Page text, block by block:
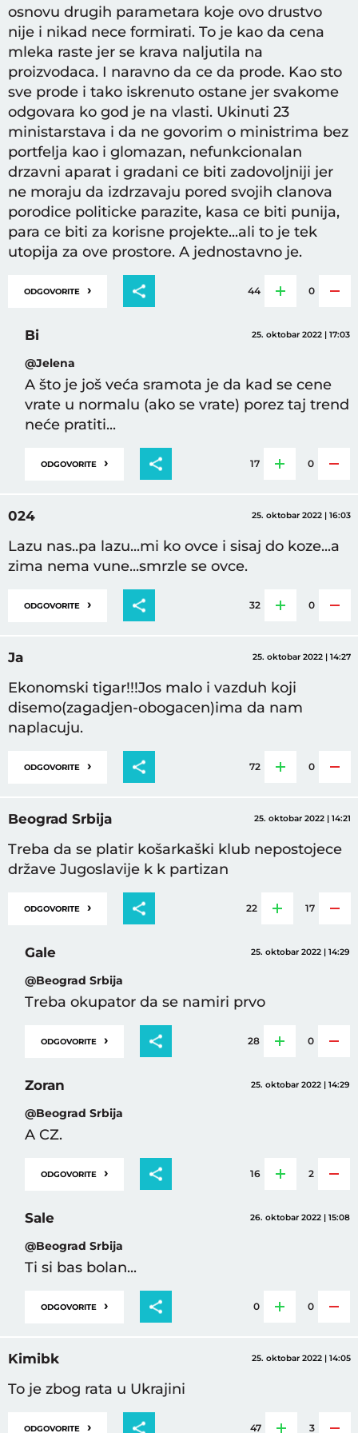
osnovu drugih parametara koje ovo drustvo
nije i nikad nece formirati. To je kao da cena
mleka raste jer se krava naljutila na
proizvodaca. I naravno da ce da prode. Kao sto
sve prode i tako iskrenuto ostane jer svakome
odgovara ko god je na vlasti. Ukinuti 23
ministarstava i da ne govorim o ministrima bez
portfelja kao i glomazan, nefunkcionalan
drzavni aparat i gradani ce biti zadovoljniji jer
ne moraju da izdrzavaju pored svojih clanova
porodice politicke parazite, kasa ce biti punija,
para ce biti za korisne projekte...ali to je tek
utopija za ove prostore. A jednostavno je.
ODGOVORITE › 44 0
25. oktobar 2022 | 17:03
Bi
@Jelena
A što je još veća sramota je da kad se cene
vrate u normalu (ako se vrate) porez taj trend
neće pratiti...
ODGOVORITE › 17 0
024 25. oktobar 2022 | 16:03
Lazu nas..pa lazu...mi ko ovce i sisaj do koze...a
zima nema vune...smrzle se ovce.
ODGOVORITE › 32 0
Ja 25. oktobar 2022 | 14:27
Ekonomski tigar!!!Jos malo i vazduh koji
disemo(zagadjen-obogacen)ima da nam
naplacuju.
ODGOVORITE › 72 0
Beograd Srbija 25. oktobar 2022 | 14:21
Treba da se platir košarkaški klub nepostojece
države Jugoslavije k k partizan
ODGOVORITE › 22 17
25. oktobar 2022 | 14:29
Gale
@Beograd Srbija
Treba okupator da se namiri prvo
ODGOVORITE › 28 0
25. oktobar 2022 | 14:29
Zoran
@Beograd Srbija
A CZ.
ODGOVORITE › 16 2
26. oktobar 2022 | 15:08
Sale
@Beograd Srbija
Ti si bas bolan...
ODGOVORITE › 0 0
Kimibk 25. oktobar 2022 | 14:05
To je zbog rata u Ukrajini
ODGOVORITE › 47 3